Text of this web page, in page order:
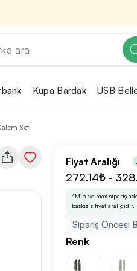
gibi detayları seçerek,
önce tüm
seçenekleri kolayca
3
Kupa Bardak USB
Seti
Fiyat Aralığı
272.14₺ -
*Min ve max sipariş
baskısız fiyat aralığıdır.
Sipariş Öncesi
Renk